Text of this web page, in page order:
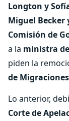
Longton y
Miguel Becker
Comisión de
a la ministra
piden la
de
Lo anterior,
Corte de